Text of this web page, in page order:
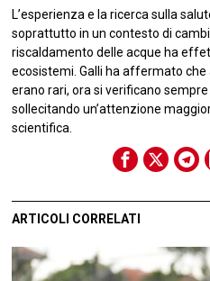
L’esperienza e la ricerca sulla
soprattutto in un contesto di
riscaldamento delle acque ha
ecosistemi. Galli ha affermato
erano rari, ora si verificano
sollecitando un’attenzione
scientifica.
ARTICOLI CORRELATI